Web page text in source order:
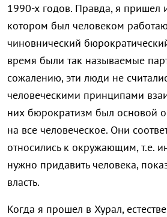
1990-х годов. Правда, я пришел
котором был человеком
чиновнический
время были так называемые
сожалению, эти люди не
человеческими принципами
них бюрократизм был основой
на все человеческое. Они
относились к окружающим, т.е.
нужно придавить человека,
власть.
Когда я прошел в Хурал,